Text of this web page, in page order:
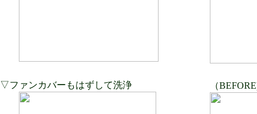
▽ファンカバーもはずして洗浄 （